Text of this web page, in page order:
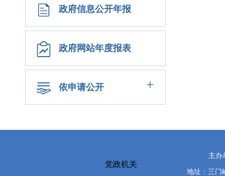
政府信息公开年报
政府网站年度报表
依申请公开 +
党政机关
主办
地址：三门